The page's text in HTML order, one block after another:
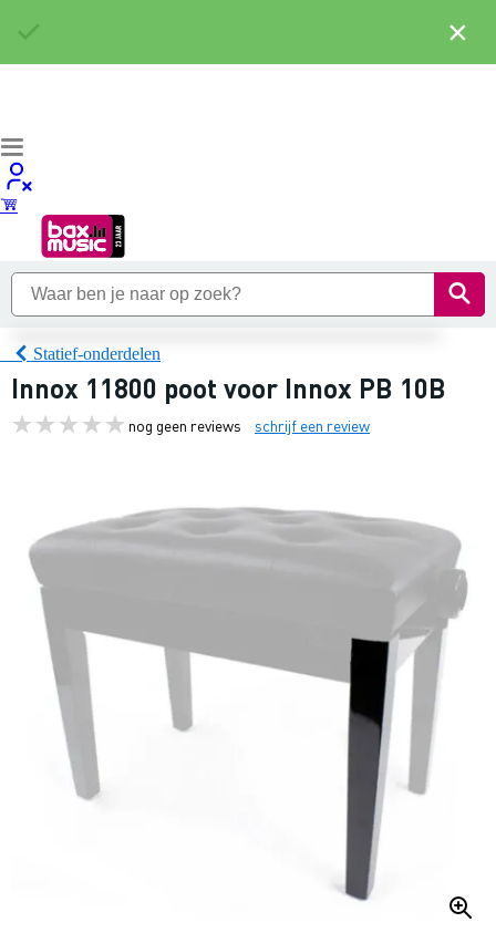
Statief-onderdelen
Innox 11800 poot voor Innox PB 10B
nog geen reviews schrijf een review
×